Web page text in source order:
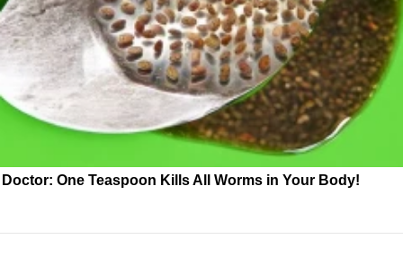
Doctor: One Teaspoon Kills All Worms in Your Body!